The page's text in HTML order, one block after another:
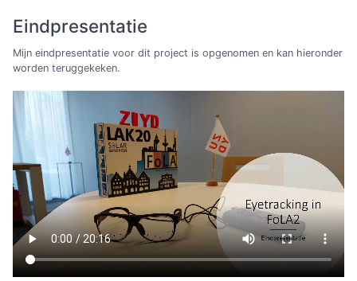
Eindpresentatie
Mijn eindpresentatie voor dit project is opgenomen en kan hieronder
worden teruggekeken.